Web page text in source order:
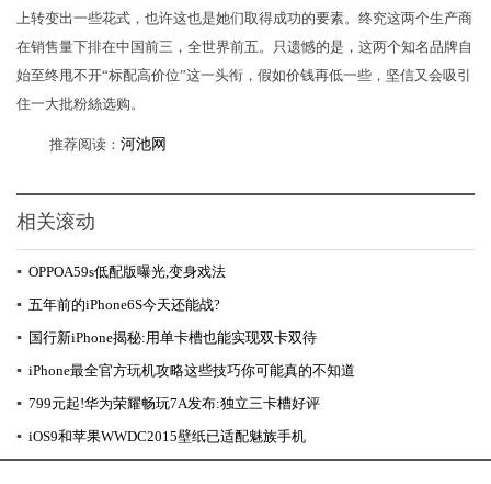
上转变出一些花式，也许这也是她们取得成功的要素。终究这两个生产商
在销售量下排在中国前三，全世界前五。只遗憾的是，这两个知名品牌自
始至终甩不开“标配高价位”这一头衔，假如价钱再低一些，坚信又会吸引
住一大批粉絲选购。
推荐阅读： 河池网
相关滚动
▪ OPPOA59s低配版曝光,变身戏法
▪ 五年前的iPhone6S今天还能战?
▪ 国行新iPhone揭秘:用单卡槽也能实现双卡双待
▪ iPhone最全官方玩机攻略这些技巧你可能真的不知道
▪ 799元起!华为荣耀畅玩7A发布:独立三卡槽好评
▪ iOS9和苹果WWDC2015壁纸已适配魅族手机